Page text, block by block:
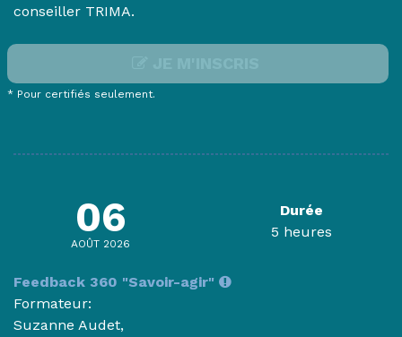
conseiller TRIMA.
* Pour certifiés seulement.
06
AOÛT 2026
Durée
5 heures
Feedback 360 "Savoir-agir"
Formateur:
Suzanne Audet,